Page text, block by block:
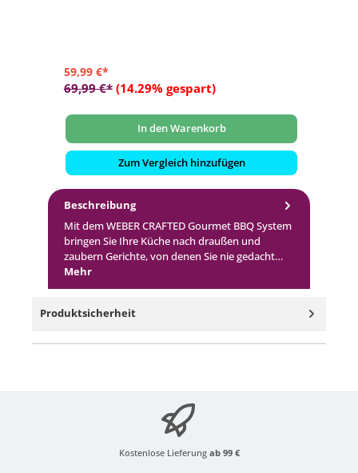
59,99 €*
69,99 €* (14.29% gespart)
In den Warenkorb
Zum Vergleich hinzufügen
Beschreibung
Mit dem WEBER CRAFTED Gourmet BBQ System
bringen Sie Ihre Küche nach draußen und
zaubern Gerichte, von denen Sie nie gedacht…
Mehr
Produktsicherheit
Kostenlose Lieferung ab 99 €